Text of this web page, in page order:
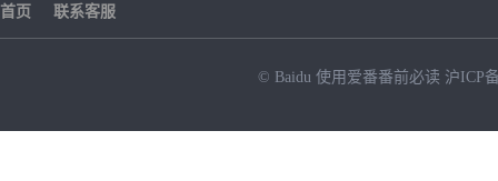
首页 联系客服
© Baidu 使用爱番番前必读 沪ICP